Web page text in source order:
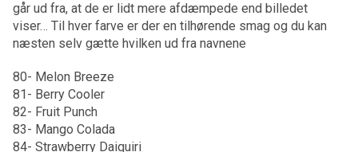
går ud fra, at de er lidt mere afdæmpede end billedet
viser… Til hver farve er der en tilhørende smag og du kan
næsten selv gætte hvilken ud fra navnene
80- Melon Breeze
81- Berry Cooler
82- Fruit Punch
83- Mango Colada
84- Strawberry Daiquiri